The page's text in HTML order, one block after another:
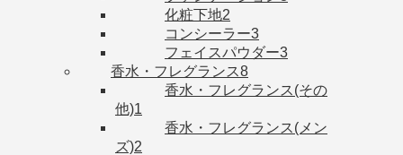
化粧下地2
コンシーラー3
フェイスパウダー3
香水・フレグランス8
香水・フレグランス(その
他)1
香水・フレグランス(メン
ズ)2